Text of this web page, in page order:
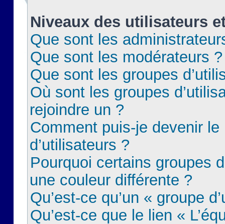
Niveaux des utilisateurs
Que sont les
Que sont les modérateurs ?
Que sont les groupes
Où sont les groupes
rejoindre un ?
Comment puis-je devenir le
d’utilisateurs ?
Pourquoi certains groupes
une couleur différente ?
Qu’est-ce qu’un « groupe
Qu’est-ce que le lien «